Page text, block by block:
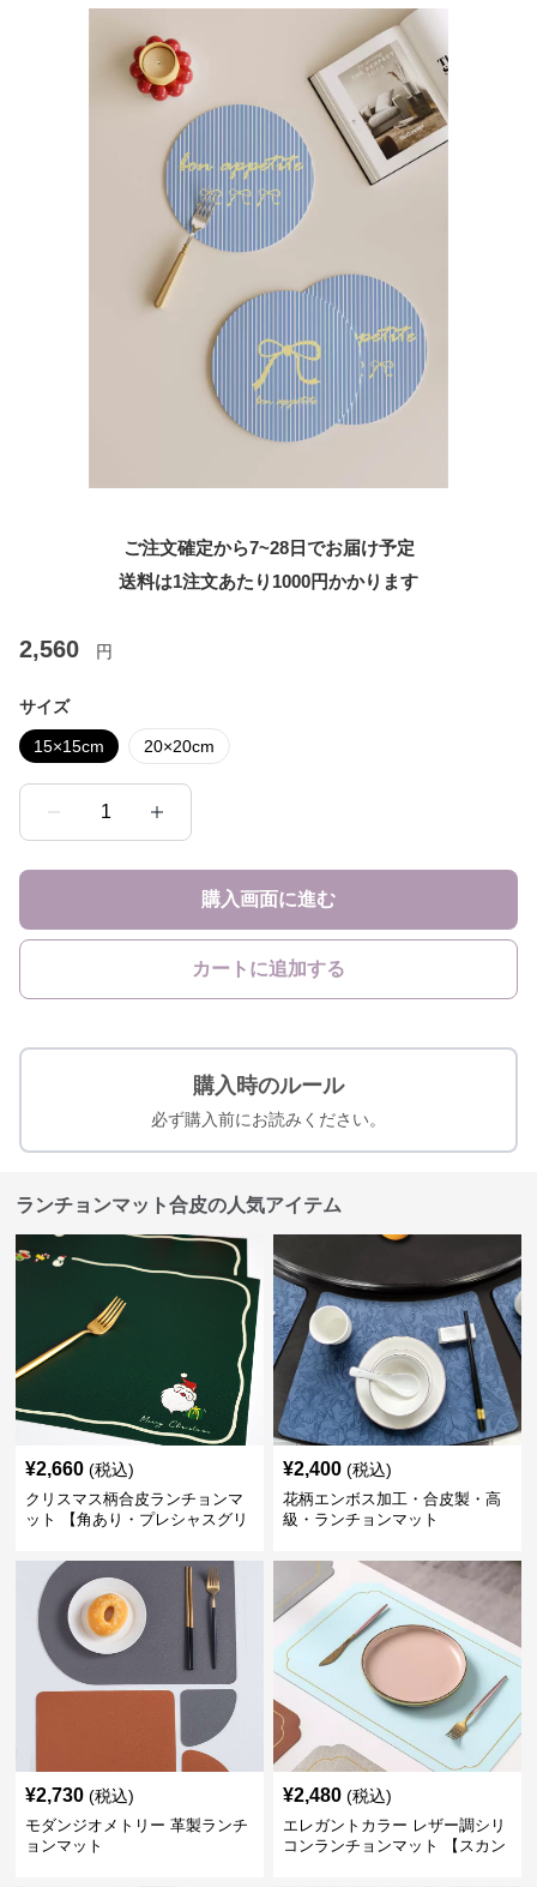
ご注文確定から7~28日でお届け予定
送料は1注文あたり 1000円かかります
2,560 円
サイズ
15×15cm 20×20cm
1
購入画面に進む
カートに追加する
購入時のルール
必ず購入前にお読みください。
ランチョンマット合皮の人気アイテム
¥2,660 (税込)
クリスマス柄合皮ランチョンマ
ット 【角あり・プレシャスグリ
¥2,400 (税込)
花柄エンボス加工・合皮製・高
級・ランチョンマット
¥2,730 (税込)
モダンジオメトリー 革製ランチ
ョンマット
¥2,480 (税込)
エレガントカラー レザー調シリ
コンランチョンマット 【スカン